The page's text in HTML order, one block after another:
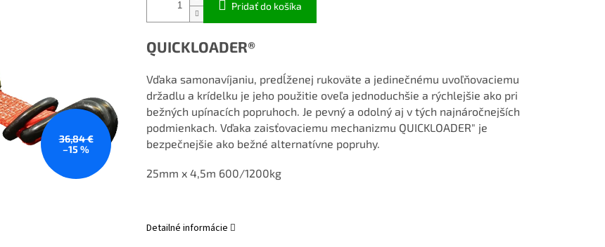
36,84 €
–15 %
Pridať do košíka
QUICKLOADER®
Vďaka samonavíjaniu, predĺženej rukoväte a jedinečnému uvoľňovaciemu
držadlu a krídelku je jeho použitie oveľa jednoduchšie a rýchlejšie ako pri
bežných upínacích popruhoch. Je pevný a odolný aj v tých najnáročnejších
podmienkach. Vďaka zaisťovaciemu mechanizmu QUICKLOADER" je
bezpečnejšie ako bežné alternatívne popruhy.
25mm x 4,5m 600/1200kg
Detailné informácie